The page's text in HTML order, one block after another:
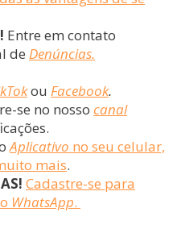
Entre em contato
de Denúncias.
ou Facebook.
se no nosso canal
Aplicativo no seu celular,
mais.
Cadastre-se para
WhatsApp.